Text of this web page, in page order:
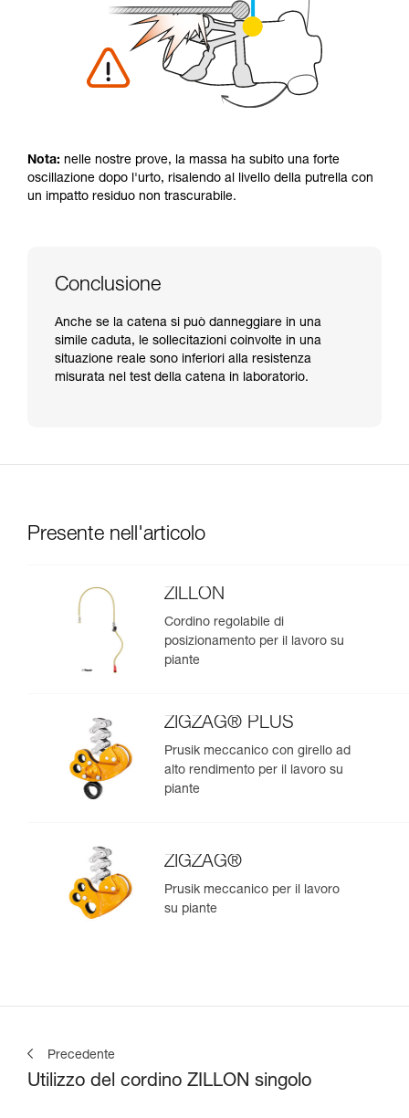
Nota: nelle nostre prove, la massa ha subito una forte
oscillazione dopo l'urto, risalendo al livello della putrella con
un impatto residuo non trascurabile.
Conclusione
Anche se la catena si può danneggiare in una
simile caduta, le sollecitazioni coinvolte in una
situazione reale sono inferiori alla resistenza
misurata nel test della catena in laboratorio.
Presente nell'articolo
ZILLON
Cordino regolabile di
posizionamento per il lavoro su
piante
ZIGZAG® PLUS
Prusik meccanico con girello ad
alto rendimento per il lavoro su
piante
ZIGZAG®
Prusik meccanico per il lavoro
su piante
Precedente
Utilizzo del cordino ZILLON singolo